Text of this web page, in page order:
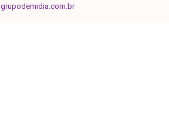
grupodemidia.com.br